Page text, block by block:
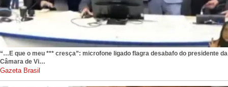
“…E que o meu *** cresça”: microfone ligado flagra desabafo do presidente da
Câmara de Vi…
gazetabrasil.com.br